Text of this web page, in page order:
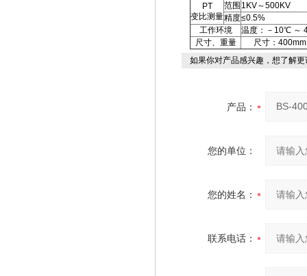
PT
变比测量
范围 1KV～500KV
精度≤0.5%
工作环境
温度：－10℃ ～
尺寸、重量
尺寸：
如果你对产品感兴趣，想了解
产品：
您的单位：
您的姓名：
联系电话：